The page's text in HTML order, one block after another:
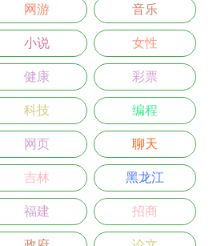
网游 音乐
小说 女性
健康 彩票
科技 编程
网页 聊天
吉林 黑龙江
福建 招商